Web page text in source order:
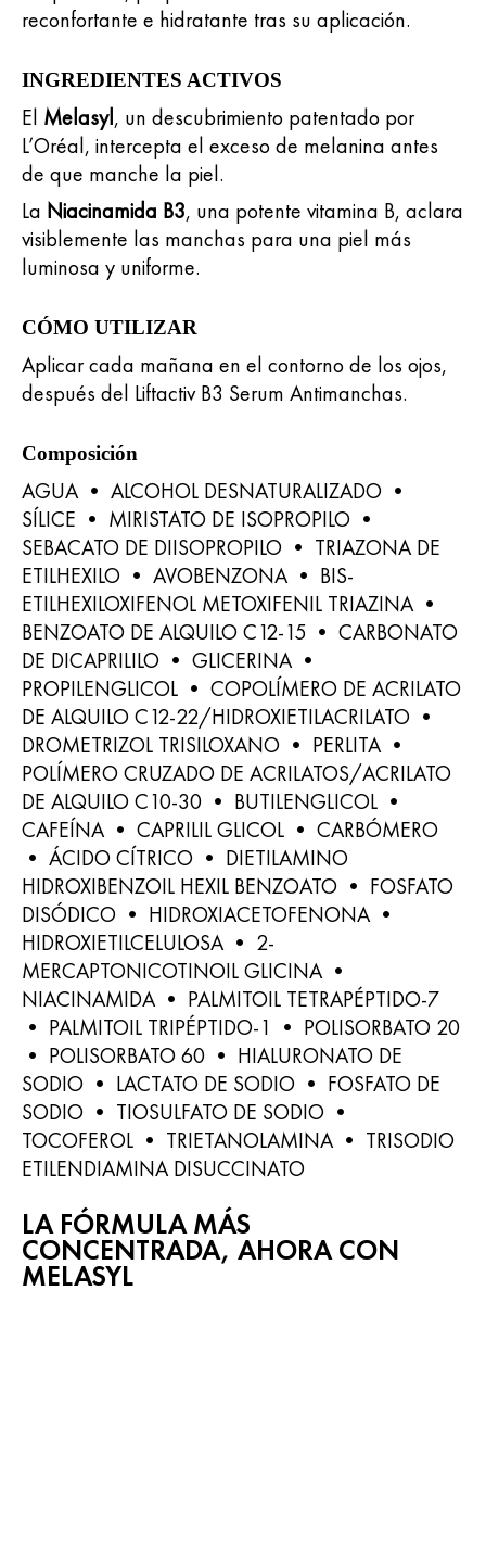
reconfortante e hidratante tras su aplicación.
INGREDIENTES ACTIVOS
El Melasyl, un descubrimiento patentado por
L’Oréal, intercepta el exceso de melanina antes
de que manche la piel.
La Niacinamida B3, una potente vitamina B, aclara
visiblemente las manchas para una piel más
luminosa y uniforme.
CÓMO UTILIZAR ​
Aplicar cada mañana en el contorno de los ojos,
después del Liftactiv B3 Serum Antimanchas.
Composición
AGUA • ALCOHOL DESNATURALIZADO •
SÍLICE • MIRISTATO DE ISOPROPILO •
SEBACATO DE DIISOPROPILO • TRIAZONA DE
ETILHEXILO • AVOBENZONA • BIS-
ETILHEXILOXIFENOL METOXIFENIL TRIAZINA •
BENZOATO DE ALQUILO C12-15 • CARBONATO
DE DICAPRILILO • GLICERINA •
PROPILENGLICOL • COPOLÍMERO DE ACRILATO
DE ALQUILO C12-22/HIDROXIETILACRILATO •
DROMETRIZOL TRISILOXANO • PERLITA •
POLÍMERO CRUZADO DE ACRILATOS/ACRILATO
DE ALQUILO C10-30 • BUTILENGLICOL •
CAFEÍNA • CAPRILIL GLICOL • CARBÓMERO
• ÁCIDO CÍTRICO • DIETILAMINO
HIDROXIBENZOIL HEXIL BENZOATO • FOSFATO
DISÓDICO • HIDROXIACETOFENONA •
HIDROXIETILCELULOSA • 2-
MERCAPTONICOTINOIL GLICINA •
NIACINAMIDA • PALMITOIL TETRAPÉPTIDO-7
• PALMITOIL TRIPÉPTIDO-1 • POLISORBATO 20
• POLISORBATO 60 • HIALURONATO DE
SODIO • LACTATO DE SODIO • FOSFATO DE
SODIO • TIOSULFATO DE SODIO •
TOCOFEROL • TRIETANOLAMINA • TRISODIO
ETILENDIAMINA DISUCCINATO​
LA FÓRMULA MÁS
CONCENTRADA, AHORA CON
MELASYL​